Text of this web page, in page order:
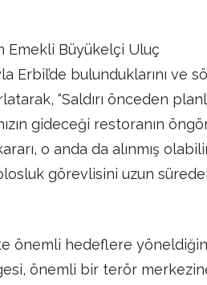
Emekli Büyükelçi Uluç
Erbil’de bulunduklarını ve
“Saldırı önceden
gideceği restoranın
o anda da alınmış
görevlisini uzun
önemli hedeflere
önemli bir terör